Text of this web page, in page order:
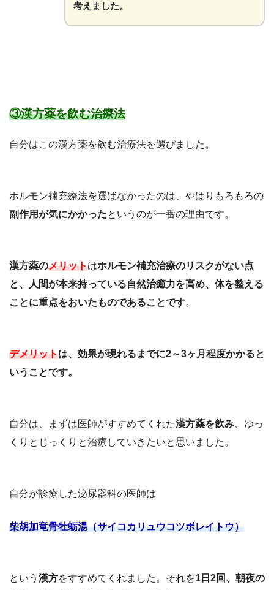
考えました。
③漢方薬を飲む治療法
自分はこの漢方薬を飲む治療法を選びました。
ホルモン補充療法を選ばなかったのは、やはりもろもろの
副作用が気にかかったというのが一番の理由です。
漢方薬のメリットはホルモン補充治療のリスクがない点
と、人間が本来持っている自然治癒力を高め、体を整える
ことに重点をおいたものであることです。
デメリットは、効果が現れるまでに2～3ヶ月程度かかると
いうことです。
自分は、まずは医師がすすめてくれた漢方薬を飲み 、ゆっ
くりとじっくりと治療していきたいと思いました。
自分が診療した泌尿器科の医師は
柴胡加竜骨牡蛎湯（サイコカリュウコツボレイトウ）
という 漢方をすすめてくれました。それを1日2回、朝夜の